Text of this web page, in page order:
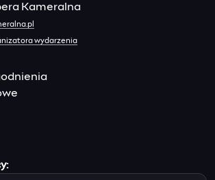
Kameralna
wydarzenia